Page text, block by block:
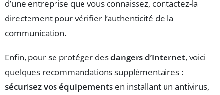
d’une entreprise que vous connaissez, contactez-la
directement pour vérifier l’authenticité de la
communication.
Enfin, pour se protéger desdangers d’Internet, voici
quelques recommandations supplémentaires :
sécurisez vos équipements en installant un antivirus,